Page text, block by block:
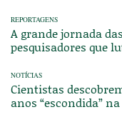
REPORTAGENS
A grande jornada
pesquisadores que
NOTÍCIAS
Cientistas
anos “escondida”